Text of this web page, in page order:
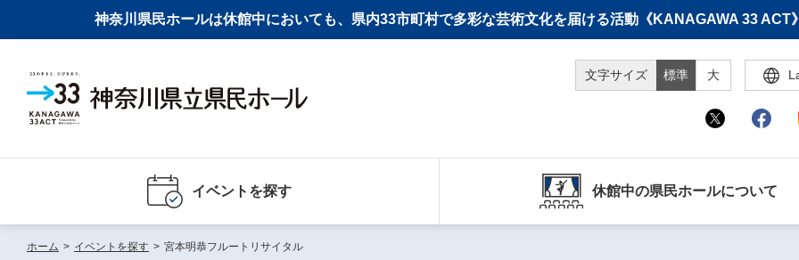
神奈川県民ホールは休館中においても、県内33市町村で多彩な芸術文化を届ける活動《KANAGAWA 33
文字サイズ 標準 大
イベントを探す 休館中の県民ホールについて
ホーム > イベントを探す > 宮本明恭フルートリサイタル